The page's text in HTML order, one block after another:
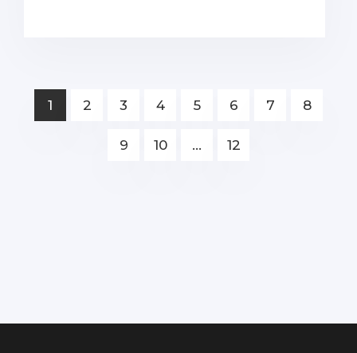
1 2 3 4 5 6 7 8
9 10 ... 12